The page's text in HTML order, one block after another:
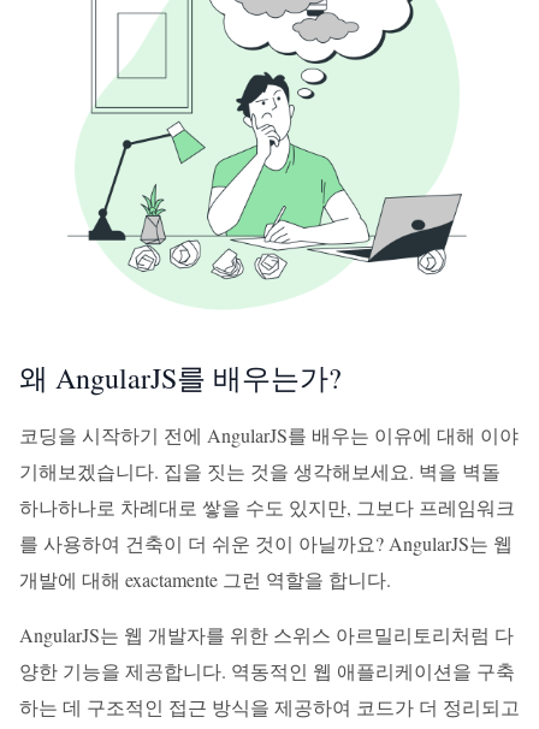
왜 AngularJS를 배우는가?
코딩을 시작하기 전에 AngularJS를 배우는 이유에 대해 이야
기해보겠습니다. 집을 짓는 것을 생각해보세요. 벽을 벽돌
하나하나로 차례대로 쌓을 수도 있지만, 그보다 프레임워크
를 사용하여 건축이 더 쉬운 것이 아닐까요? AngularJS는 웹
개발에 대해 exactamente 그런 역할을 합니다.
AngularJS는 웹 개발자를 위한 스위스 아르밀리토리처럼 다
양한 기능을 제공합니다. 역동적인 웹 애플리케이션을 구축
하는 데 구조적인 접근 방식을 제공하여 코드가 더 정리되고